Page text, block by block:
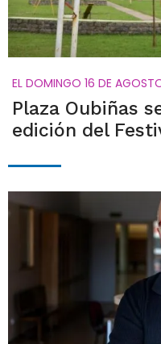
EL DOMINGO 16 DE
Plaza Oubiñas
edición del